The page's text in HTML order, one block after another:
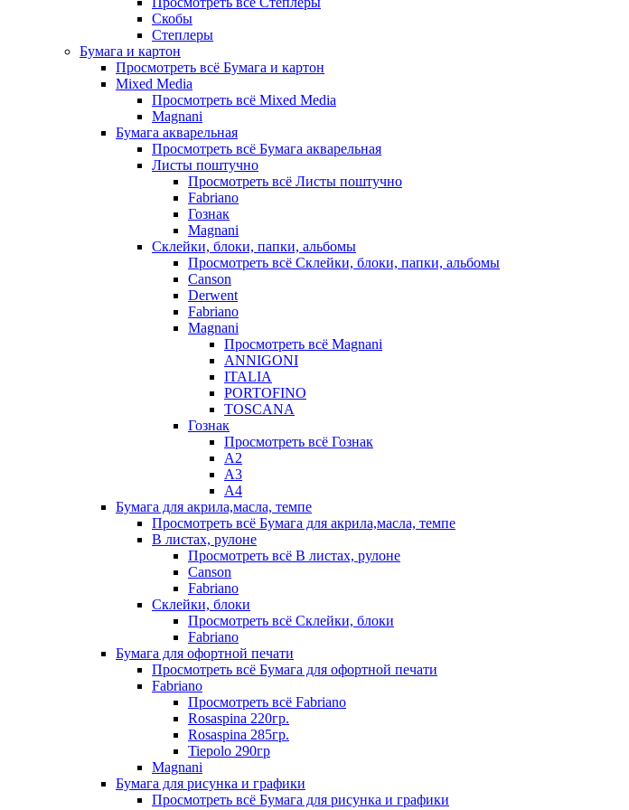
Скобы
Степлеры
Бумага и картон
Просмотреть всё Бумага и картон
Mixed Media
Просмотреть всё Mixed Media
Magnani
Бумага акварельная
Просмотреть всё Бумага акварельная
Листы поштучно
Просмотреть всё Листы поштучно
Fabriano
Гознак
Magnani
Склейки, блоки, папки, альбомы
Просмотреть всё Склейки, блоки, папки, альбомы
Canson
Derwent
Fabriano
Magnani
Просмотреть всё Magnani
ANNIGONI
ITALIA
PORTOFINO
TOSCANA
Гознак
Просмотреть всё Гознак
А2
А3
А4
Бумага для акрила,масла, темпе
Просмотреть всё Бумага для акрила,масла, темпе
В листах, рулоне
Просмотреть всё В листах, рулоне
Canson
Fabriano
Склейки, блоки
Просмотреть всё Склейки, блоки
Fabriano
Бумага для офортной печати
Просмотреть всё Бумага для офортной печати
Fabriano
Просмотреть всё Fabriano
Rosaspina 220гр.
Rosaspina 285гр.
Tiepolo 290гр
Magnani
Бумага для рисунка и графики
Просмотреть всё Бумага для рисунка и графики